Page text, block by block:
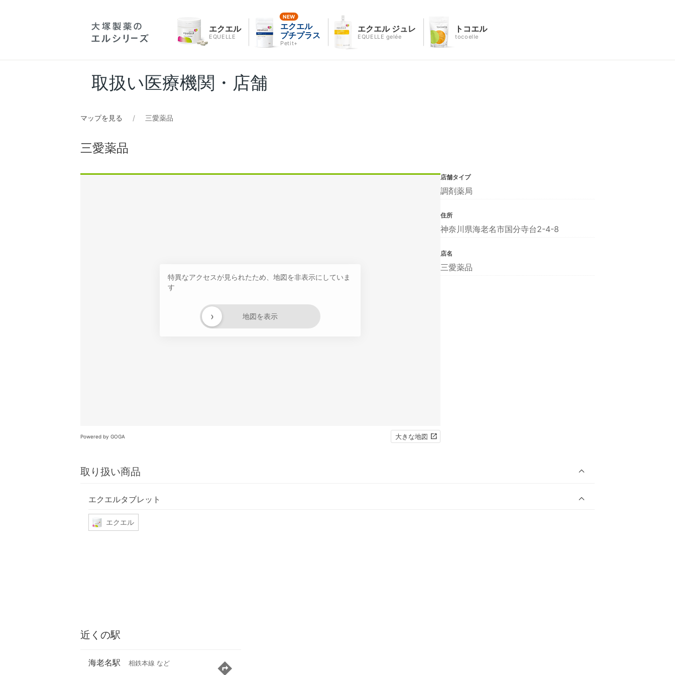
エクエル
EQUELLE
エクエル
プチプラス
Petit+
エクエル ジュレ
EQUELLE gelée
トコエル
tocoelle
取扱い医療機関・店舗
マップを見る 三愛薬品
三愛薬品
特異なアクセスが見られたため、地図を非表示にしていま
す
地図を表示
›
Powered by GOGA 大きな地図
取り扱い商品
エクエルタブレット
エクエル
店舗タイプ
調剤薬局
住所
神奈川県海老名市国分寺台2-4-8
店名
三愛薬品
近くの駅
海老名駅 相鉄本線 など